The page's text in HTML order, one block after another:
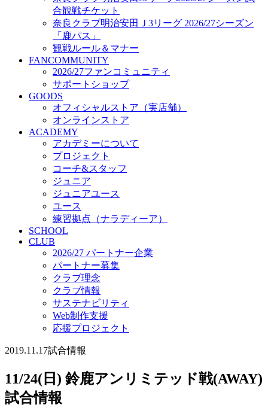
練習拠点（ナラディーア）
SCHOOL
2026/27 パートナー企業
パートナー募集
クラブ理念
クラブ情報
サステナビリティ
Web制作支援
応援プロジェクト
合観戦チケット
奈良クラブ明治安田Ｊ3リーグ 2026/27シーズン
「鹿パス」
観戦ルール＆マナー
FANCOMMUNITY
2026/27ファンコミュニティ
サポートショップ
GOODS
オフィシャルストア（実店舗）
オンラインストア
ACADEMY
アカデミーについて
プロジェクト
コーチ&スタッフ
ジュニア
ジュニアユース
ユース
練習拠点（ナラディーア）
SCHOOL
CLUB
2026/27 パートナー企業
パートナー募集
クラブ理念
クラブ情報
サステナビリティ
Web制作支援
応援プロジェクト
2019.11.17試合情報
11/24(日) 鈴鹿アンリミテッド戦(AWAY)
試合情報